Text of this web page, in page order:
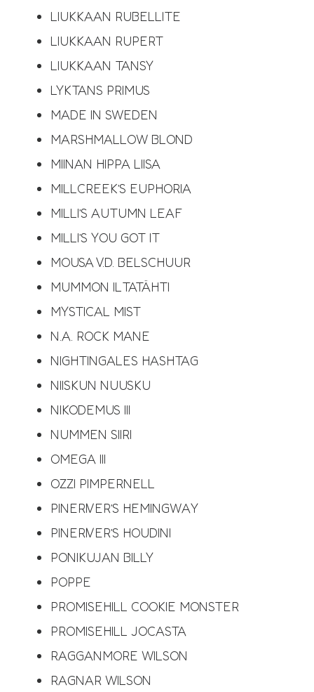
LIUKKAAN RUBELLITE
LIUKKAAN RUPERT
LIUKKAAN TANSY
LYKTANS PRIMUS
MADE IN SWEDEN
MARSHMALLOW BLOND
MIINAN HIPPA LIISA
MILLCREEK’S EUPHORIA
MILLI’S AUTUMN LEAF
MILLI’S YOU GOT IT
MOUSA V.D. BELSCHUUR
MUMMON ILTATÄHTI
MYSTICAL MIST
N.A. ROCK MANE
NIGHTINGALES HASHTAG
NIISKUN NUUSKU
NIKODEMUS III
NUMMEN SIIRI
OMEGA III
OZZI PIMPERNELL
PINERIVER’S HEMINGWAY
PINERIVER’S HOUDINI
PONIKUJAN BILLY
POPPE
PROMISEHILL COOKIE MONSTER
PROMISEHILL JOCASTA
RAGGANMORE WILSON
RAGNAR WILSON